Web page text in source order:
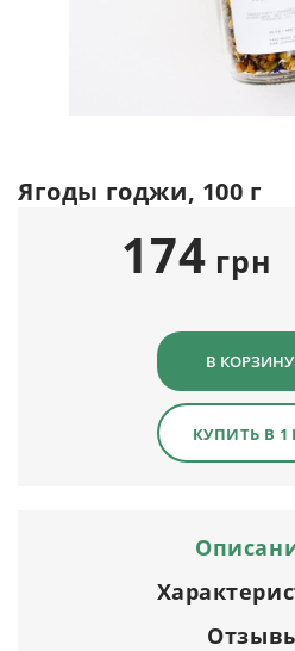
Ягоды годжи, 100 г
174 грн
В КОРЗИНУ
КУПИТЬ В